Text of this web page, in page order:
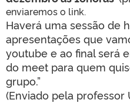
enviaremos o link.
Haverá uma sessão de
apresentações que
youtube e ao final será
do meet para quem
grupo.”
(Enviado pela professor